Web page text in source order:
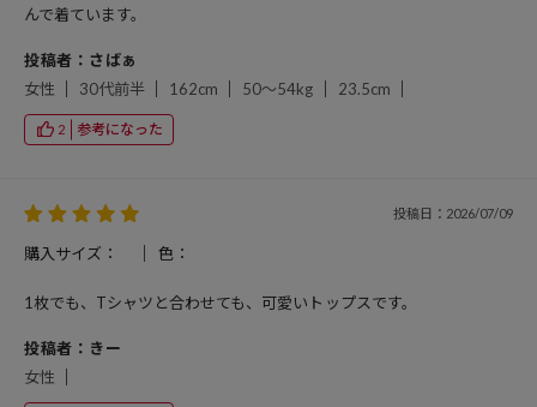
んで着ています。
投稿者：さばぁ
女性
30代前半 162cm 50～54kg 23.5cm
2 参考になった
投稿日：2026/07/09
購入サイズ： 色：
1枚でも、Tシャツと合わせても、可愛いトップスです。
投稿者：きー
女性